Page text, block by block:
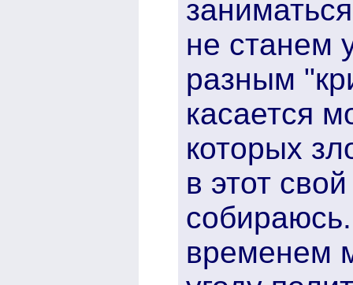
не станем
разным
касается
которых
в этот
временем